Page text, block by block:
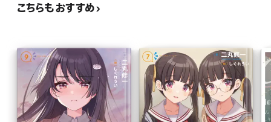
こちらもおすすめ